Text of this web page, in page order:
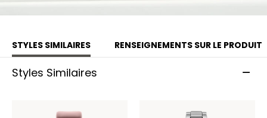
STYLES SIMILAIRES RENSEIGNEMENTS SUR LE PRODUIT
Styles Similaires